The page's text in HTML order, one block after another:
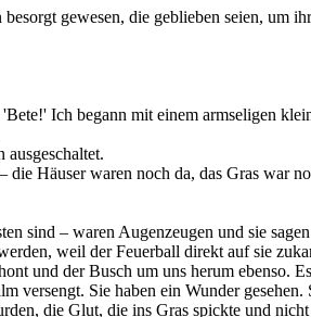
gewesen, die geblieben seien, um
Ich begann mit einem armseligen
ausgeschaltet.
Häuser waren noch da, das Gras war
sind – waren Augenzeugen und sie
weil der Feuerball direkt auf sie
und der Busch um uns herum ebenso.
versengt. Sie haben ein Wunder gesehen.
die Glut, die ins Gras spickte und